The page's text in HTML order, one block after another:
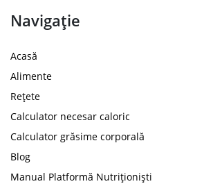
Navigație
Acasă
Alimente
Rețete
Calculator necesar caloric
Calculator grăsime corporală
Blog
Manual Platformă Nutriționiști